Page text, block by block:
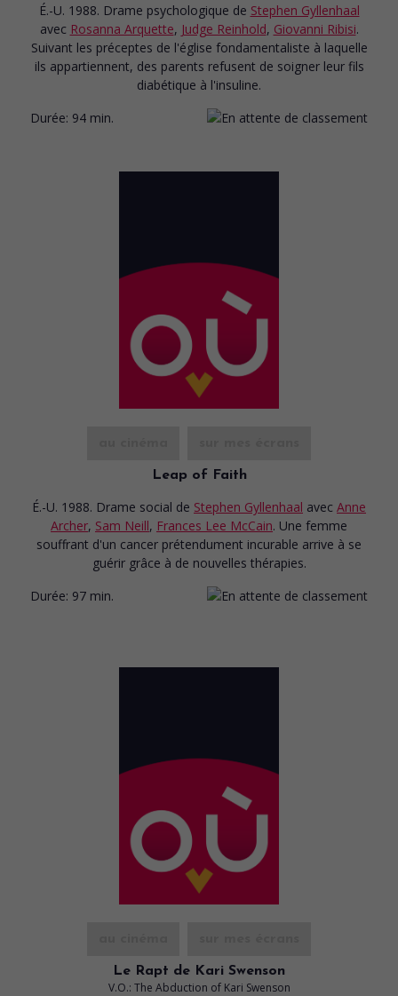
É.-U. 1988. Drame psychologique de Stephen Gyllenhaal
avec Rosanna Arquette, Judge Reinhold, Giovanni Ribisi.
Suivant les préceptes de l'église fondamentaliste à laquelle
ils appartiennent, des parents refusent de soigner leur fils
diabétique à l'insuline.
Durée: 94 min.
Leap of Faith
É.-U. 1988. Drame social de Stephen Gyllenhaal avec Anne
Archer, Sam Neill, Frances Lee McCain. Une femme
souffrant d'un cancer prétendument incurable arrive à se
guérir grâce à de nouvelles thérapies.
Durée: 97 min.
Le Rapt de Kari Swenson
V.O.: The Abduction of Kari Swenson